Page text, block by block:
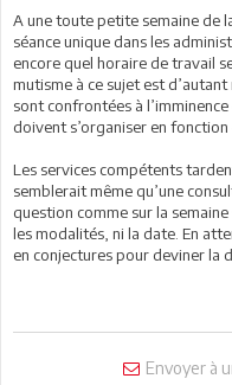
A une toute petite semaine de
séance unique dans les
encore quel horaire de travail
mutisme à ce sujet est
sont confrontées à
doivent s’organiser en fonction
Les services compétents
semblerait même qu’une
question comme sur la semaine
les modalités, ni la date. En
en conjectures pour deviner la
Envoyer à